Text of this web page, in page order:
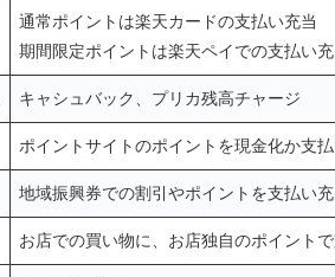
通常ポイントは楽天カードの支払い充当
期間限定ポイントは楽天ペイでの支払い充
キャシュバック、プリカ残高チャージ
ポイントサイトのポイントを現金化か支
地域振興券での割引やポイントを支払い充
お店での買い物に、お店独自のポイント